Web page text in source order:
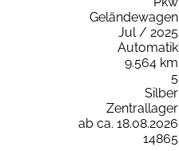
Geländewagen
Jul / 2025
Automatik
9.564 km
5
Silber
Zentrallager
ab ca. 18.08.2026
14865